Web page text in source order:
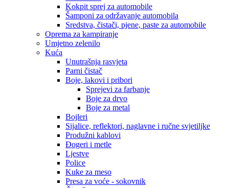
Kokpit sprej za automobile
Šamponi za održavanje automobila
Sredstva, čistači, pjene, paste za automobile
Oprema za kampiranje
Umjetno zelenilo
Kuća
Unutrašnja rasvjeta
Parni čistač
Boje, lakovi i pribori
Sprejevi za farbanje
Boje za drvo
Boje za metal
Bojleri
Sijalice, reflektori, naglavne i ručne svjetiljke
Produžni kablovi
Đogeri i metle
Ljestve
Police
Kuke za meso
Presa za voće - sokovnik